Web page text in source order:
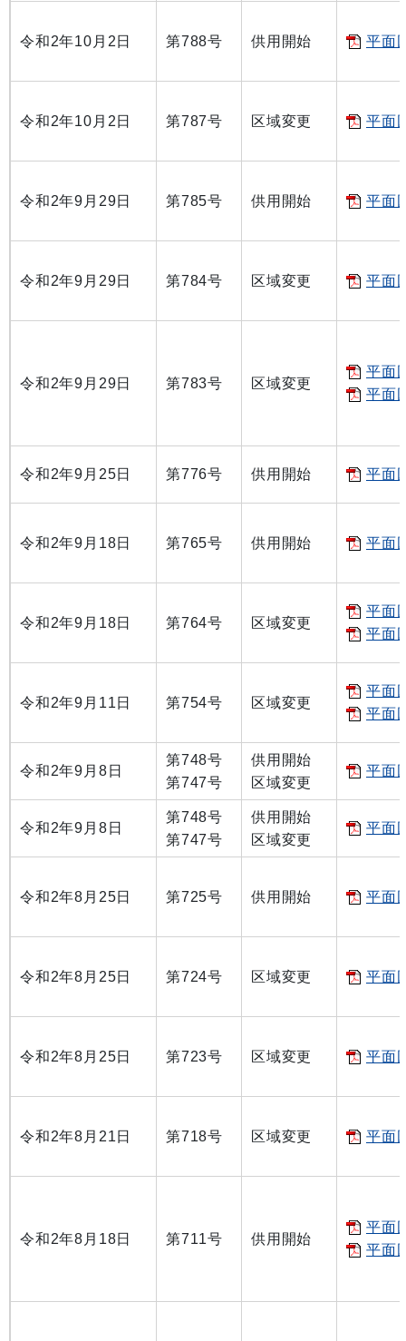
令和2年10月2日 第788号 供用開始 平面
令和2年10月2日 第787号 区域変更 平面
令和2年9月29日 第785号 供用開始 平面
令和2年9月29日 第784号 区域変更 平面
令和2年9月29日 第783号 区域変更
平面
平面
令和2年9月25日 第776号 供用開始 平面
令和2年9月18日 第765号 供用開始 平面
令和2年9月18日 第764号 区域変更
平面
平面
令和2年9月11日 第754号 区域変更
平面
平面
令和2年9月8日
第748号
第747号
供用開始
区域変更
平面
令和2年9月8日
第748号
第747号
供用開始
区域変更
平面
令和2年8月25日 第725号 供用開始 平面
令和2年8月25日 第724号 区域変更 平面
令和2年8月25日 第723号 区域変更 平面
令和2年8月21日 第718号 区域変更 平面
令和2年8月18日 第711号 供用開始
平面
平面